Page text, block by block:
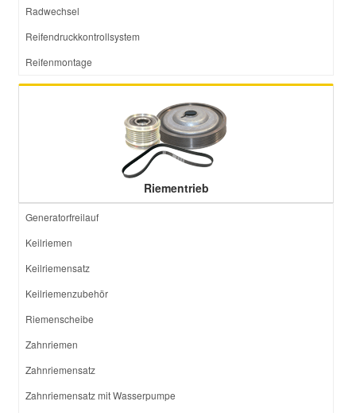
Radwechsel
Reifendruckkontrollsystem
Reifenmontage
Riementrieb
Generatorfreilauf
Keilriemen
Keilriemensatz
Keilriemenzubehör
Riemenscheibe
Zahnriemen
Zahnriemensatz
Zahnriemensatz mit Wasserpumpe